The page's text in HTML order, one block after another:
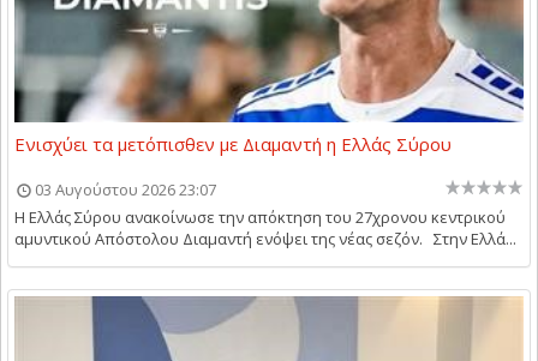
Ενισχύει τα μετόπισθεν με Διαμαντή η Ελλάς Σύρου
03 Αυγούστου 2026 23:07
Η Ελλάς Σύρου ανακοίνωσε την απόκτηση του 27χρονου κεντρικού
αμυντικού Απόστολου Διαμαντή ενόψει της νέας σεζόν. Στην Ελλά...